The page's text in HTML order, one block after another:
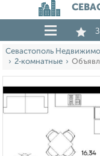
Севастополь
2‑комнатные